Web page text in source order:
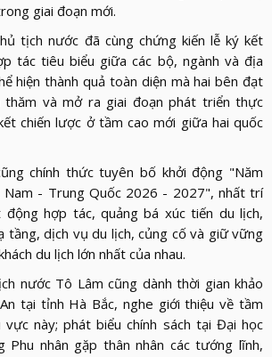
giai đoạn mới.
tịch nước đã cùng chứng kiến lễ ký kết
tác tiêu biểu giữa các bộ, ngành và địa
hiện thành quả toàn diện mà hai bên đạt
thăm và mở ra giai đoạn phát triển thực
chiến lược ở tầm cao mới giữa hai quốc
chính thức tuyên bố khởi động "Năm
Nam - Trung Quốc 2026 - 2027", nhất trí
động hợp tác, quảng bá xúc tiến du lịch,
tầng, dịch vụ du lịch, củng cố và giữ vững
du lịch lớn nhất của nhau.
nước Tô Lâm cũng dành thời gian khảo
tại tỉnh Hà Bắc, nghe giới thiệu về tầm
vực này; phát biểu chính sách tại Đại học
Phu nhân gặp thân nhân các tướng lĩnh,